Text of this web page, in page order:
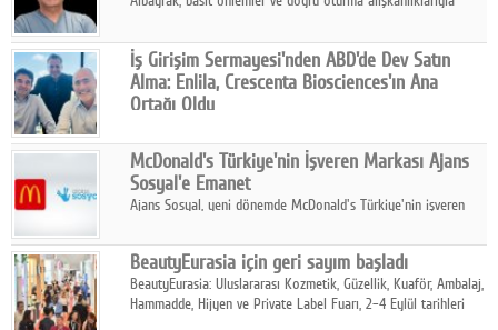
İş Girişim Sermayesi'nden ABD'de Dev Satın
Alma: Enlila, Crescenta Biosciences'ın Ana
Ortağı Oldu
stratejisini uluslararası ölçeğe taşıyan satın alma hamlesini
tamamladı.
McDonald's Türkiye'nin İşveren Markası Ajans
Sosyal'e Emanet
Ajans Sosyal, yeni dönemde McDonald's Türkiye'nin işveren
BeautyEurasia için geri sayım başladı
BeautyEurasia: Uluslararası Kozmetik, Güzellik, Kuaför, Ambalaj,
Hammadde, Hijyen ve Private Label Fuarı, 2–4 Eylül tarihleri